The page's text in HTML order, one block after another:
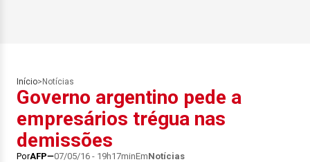
Início> Notícias
Governo argentino pede a
empresários trégua nas
demissões
PorAFP 07/05/16 - 19h17minEmNotícias